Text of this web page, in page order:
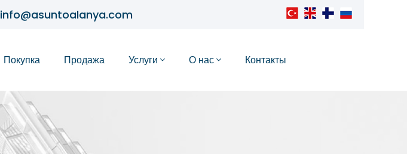
info@asuntoalanya.com
Покупка Продажа Услуги О нас Контакты